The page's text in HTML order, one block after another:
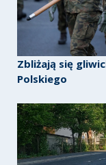
Zbliżają się
Polskiego